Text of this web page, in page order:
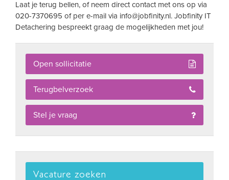
Laat je terug bellen, of neem direct contact met ons op via
020-7370695 of per e-mail via info@jobfinity.nl. Jobfinity IT
Detachering bespreekt graag de mogelijkheden met jou!
Open sollicitatie
Terugbelverzoek
Stel je vraag
Vacature zoeken